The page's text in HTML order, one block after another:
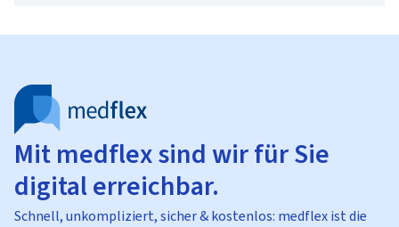
Mit medflex sind wir für Sie
digital erreichbar.
Schnell, unkompliziert, sicher & kostenlos: medflex ist die